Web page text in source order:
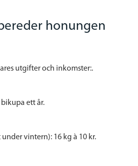
honungen
utgifter och inkomster:.
ett år.
vintern): 16 kg à 10 kr.